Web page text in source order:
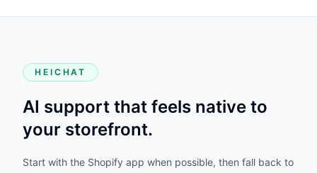
HEICHAT
AI support that feels native to
your storefront.
Start with the Shopify app when possible, then fall back to